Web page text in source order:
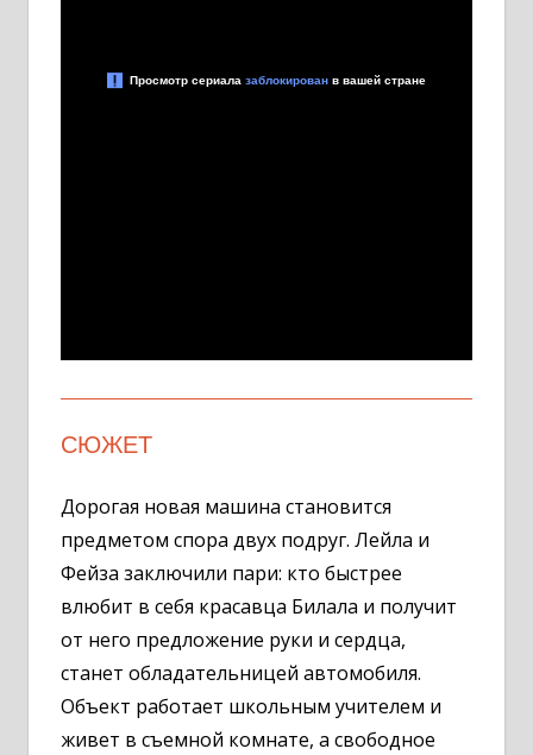
СЮЖЕТ
Дорогая новая машина становится
предметом спора двух подруг. Лейла и
Фейза заключили пари: кто быстрее
влюбит в себя красавца Билала и получит
от него предложение руки и сердца,
станет обладательницей автомобиля.
Объект работает школьным учителем и
живет в съемной комнате, а свободное